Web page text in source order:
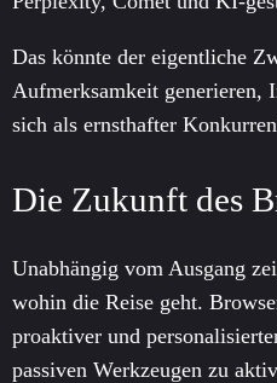
Das könnte der eigentliche
Aufmerksamkeit generieren,
sich als ernsthafter
Die Zukunft des
Unabhängig vom Ausgang
wohin die Reise geht.
proaktiver und
passiven Werkzeugen zu